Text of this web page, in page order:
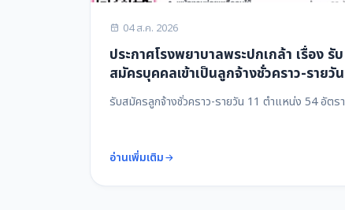
04 ส.ค. 2026
ประกาศโรงพยาบาลพระปกเกล้า เรื่อง รับ
สมัครบุคคลเข้าเป็นลูกจ้างชั่วคราว-รายวัน
รับสมัครลูกจ้างชั่วคราว-รายวัน 11 ตำแหน่ง 54 อัตรา
อ่านเพิ่มเติม